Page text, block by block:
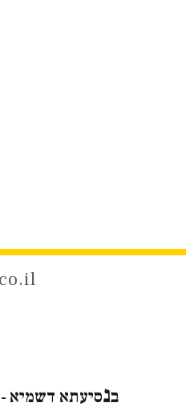
בנסיעתא דשמיא